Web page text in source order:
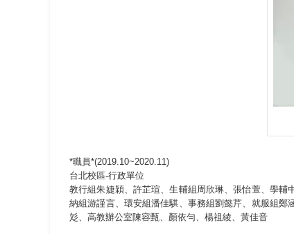
*職員*(2019.10~2020.11)
台北校區-行政單位
教行組朱婕穎、許芷瑄、生輔組周欣琳、張怡萱、學
納組游謹言、環安組潘佳騏、事務組劉懿芹、就服組
彣、高教辦公室陳容甄、顏依勻、楊祖綾、黃佳音